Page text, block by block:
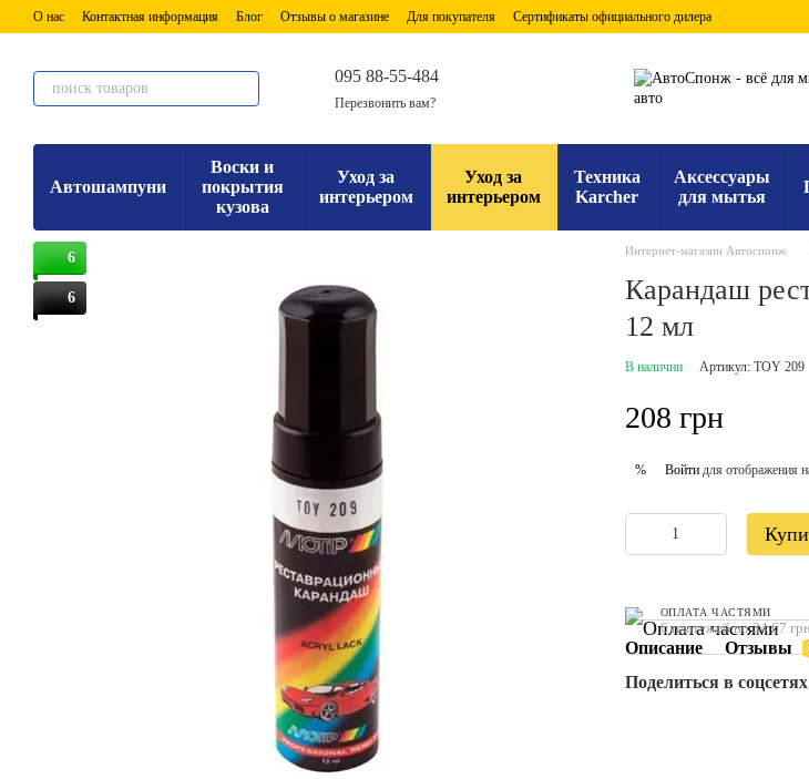
Перейти к основному контенту
О нас Контактная информация Блог Отзывы о магазине Для покупателя Сертификаты официального дилера
095 88-55-484
Перезвонить вам?
Автошампуни
Воски и
покрытия
кузова
Уход за
интерьером
Уход за
интерьером
Техника
Karcher
Аксессуары
для мытья
6
6
Интернет-магазин Автоспонж
Карандаш
12 мл
В наличии Артикул: TOY 209
208 грн
% Войтидля отображения
ОПЛАТА ЧАСТЯМИ
6 платежей по 34.67
Описание Отзывы
Поделиться в соцсетях